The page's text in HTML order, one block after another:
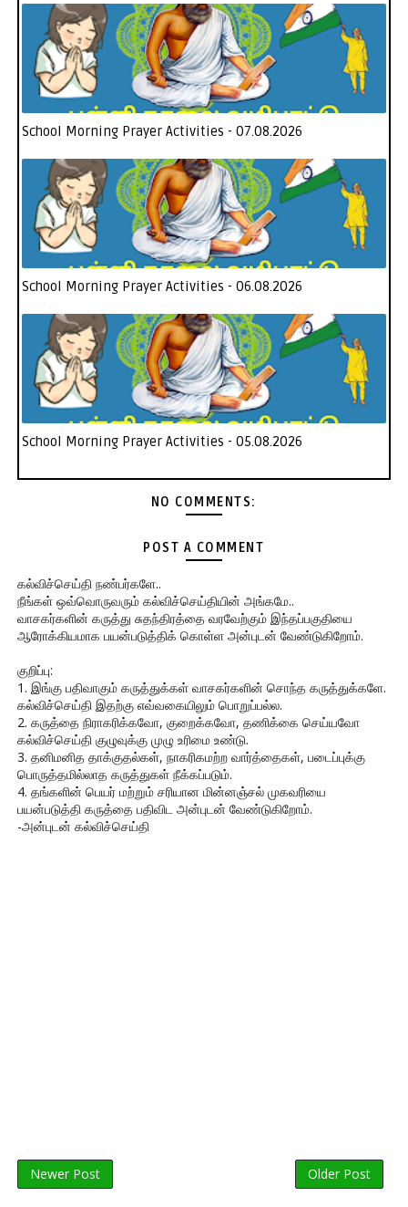
School Morning Prayer Activities - 07.08.2026
School Morning Prayer Activities - 06.08.2026
School Morning Prayer Activities - 05.08.2026
NO COMMENTS:
POST A COMMENT
கல்விச்செய்தி நண்பர்களே..
நீங்கள் ஒவ்வொருவரும் கல்விச்செய்தியின் அங்கமே..
வாசகர்களின் கருத்து சுதந்திரத்தை வரவேற்கும் இந்தப்பகுதியை
ஆரோக்கியமாக பயன்படுத்திக் கொள்ள அன்புடன் வேண்டுகிறோம்.
குறிப்பு:
1. இங்கு பதிவாகும் கருத்துக்கள் வாசகர்களின் சொந்த கருத்துக்களே.
கல்விச்செய்தி இதற்கு எவ்வகையிலும் பொறுப்பல்ல.
2. கருத்தை நிராகரிக்கவோ, குறைக்கவோ, தணிக்கை செய்யவோ
கல்விச்செய்தி குழுவுக்கு முழு உரிமை உண்டு.
3. தனிமனித தாக்குதல்கள், நாகரிகமற்ற வார்த்தைகள், படைப்புக்கு
பொருத்தமில்லாத கருத்துகள் நீக்கப்படும்.
4. தங்களின் பெயர் மற்றும் சரியான மின்னஞ்சல் முகவரியை
பயன்படுத்தி கருத்தை பதிவிட அன்புடன் வேண்டுகிறோம்.
-அன்புடன் கல்விச்செய்தி
Newer Post Older Post